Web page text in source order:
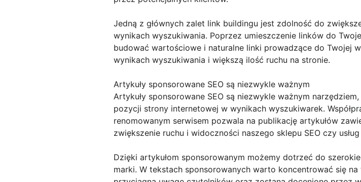
Jedną z głównych zalet link buildingu jest zdolność do
wynikach wyszukiwania. Poprzez umieszczenie linków do
budować wartościowe i naturalne linki prowadzące do Twojej
wynikach wyszukiwania i większą ilość ruchu na stronie.
Artykuły sponsorowane SEO są niezwykle ważnym
Artykuły sponsorowane SEO są niezwykle ważnym
pozycji strony internetowej w wynikach wyszukiwarek.
renomowanym serwisem pozwala na publikację artykułów
zwiększenie ruchu i widoczności naszego sklepu SEO czy usług
Dzięki artykułom sponsorowanym możemy dotrzeć do
marki. W tekstach sponsorowanych warto koncentrować się